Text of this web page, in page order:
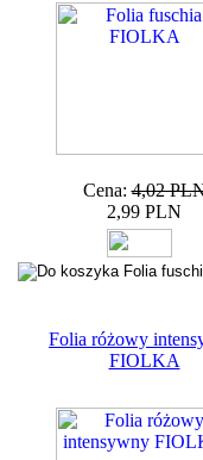
Cena: 4,02
2,99 PLN
Folia różowy
FIOLKA